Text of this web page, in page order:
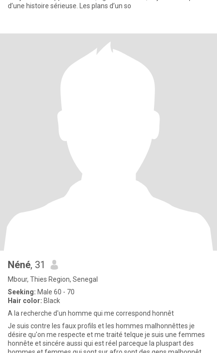
d’une histoire sérieuse. Les plans d’un so
Néné, 31
Mbour, Thies Region, Senegal
Seeking: Male 60 - 70
Hair color: Black
A la recherche d'un homme qui me correspond honnêt
Je suis contre les faux profils et les hommes malhonnêttes je
désire qu'on me respecte et me traité telque je suis une femmes
honnête et sincére aussi qui est réel parceque la pluspart des